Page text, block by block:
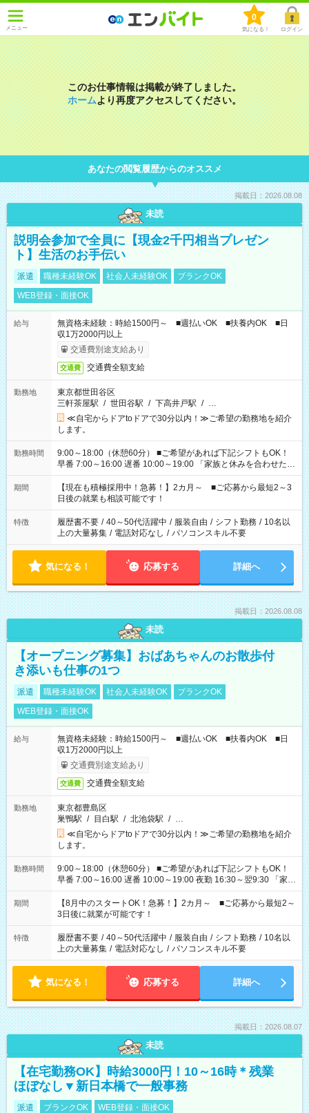
メニュー
0
気になる！ ログイン
このお仕事情報は掲載が終了しました。
ホームより再度アクセスしてください。
あなたの閲覧履歴からのオススメ
掲載日：2026.08.08
未読
説明会参加で全員に【現金2千円相当プレゼン
ト】生活のお手伝い
派遣 職種未経験OK 社会人未経験OK
ブランクOK
WEB登録・面接OK
給与
無資格未経験：時給1500円～ ■週払いOK ■扶養内OK ■日
収1万2000円以上
交通費別途支給あり
交通費 交通費全額支給
勤務地
東京都世田谷区
三軒茶屋駅 / 世田谷駅 / 下高井戸駅 / …
≪自宅からドアtoドアで30分以内！≫ご希望の勤務地を紹介
します。
勤務時間
9:00～18:00（休憩60分） ■ご希望があれば下記シフトもOK！
早番 7:00～16:00 遅番 10:00～19:00 「家族と休みを合わせた
い」 「余裕を持って夕飯の準備がしたい」 「できれば残業はし
たくない」 など、ご希望を教えてくださいね。 ※Wワーク希望
の方へ 今ご覧のお仕事で希望する勤務時間と、もう1つのお仕事
の勤務時間。 合計で週40時間を超える場合は応募できません。
期間
【現在も積極採用中！急募！】2カ月～ ■ご応募から最短2～3
日後の就業も相談可能です！
特徴 履歴書不要 / 40～50代活躍中 / 服装自由 / シフト勤務 / 10名以
上の大量募集 / 電話対応なし / パソコンスキル不要
気になる！ 応募する 詳細へ
掲載日：2026.08.08
未読
【オープニング募集】おばあちゃんのお散歩付
き添いも仕事の1つ
派遣 職種未経験OK 社会人未経験OK
ブランクOK
WEB登録・面接OK
給与
無資格未経験：時給1500円～ ■週払いOK ■扶養内OK ■日
収1万2000円以上
交通費別途支給あり
交通費 交通費全額支給
勤務地
東京都豊島区
巣鴨駅 / 目白駅 / 北池袋駅 / …
≪自宅からドアtoドアで30分以内！≫ご希望の勤務地を紹介
します。
勤務時間
9:00～18:00（休憩60分） ■ご希望があれば下記シフトもOK！
早番 7:00～16:00 遅番 10:00～19:00 夜勤 16:30～翌9:30 「家族
と休みを合わせたい」 「余裕を持って夕飯の準備がしたい」
「できれば残業はしたくない」 など、ご希望を教えてください
ね。 ※Wワーク希望の方へ 今ご覧のお仕事で希望する勤務時間
と、もう1つのお仕事の勤務時間。 合計で週40時間を超える場
合は応募できません。
期間
【8月中のスタートOK！急募！】2カ月～ ■ご応募から最短2～
3日後に就業が可能です！
特徴 履歴書不要 / 40～50代活躍中 / 服装自由 / シフト勤務 / 10名以
上の大量募集 / 電話対応なし / パソコンスキル不要
気になる！ 応募する 詳細へ
掲載日：2026.08.07
未読
【在宅勤務OK】時給3000円！10～16時＊残業
ほぼなし▼新日本橋で一般事務
派遣 ブランクOK WEB登録・面接OK